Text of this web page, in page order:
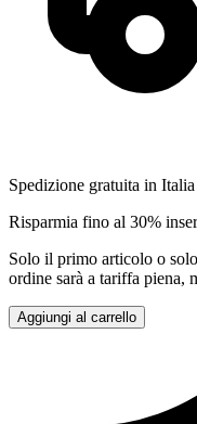
Spedizione gratuita in
Risparmia fino al 30%
Solo il primo articolo o
ordine sarà a tariffa piena,
Aggiungi al carrello